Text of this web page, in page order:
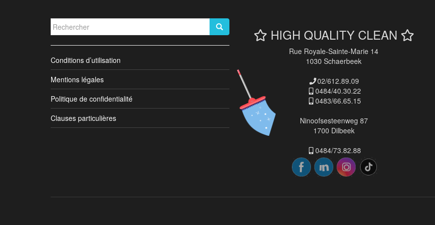
Rechercher...
Conditions d’utilisation
Mentions légales
Politique de confidentialité
Clauses particulières
HIGH QUALITY CLEAN
Rue Royale-Sainte-Marie 14
1030 Schaerbeek
02/612.89.09
0484/40.30.22
0483/66.65.15
Ninoofsesteenweg 87
1700 Dilbeek
0484/73.82.88